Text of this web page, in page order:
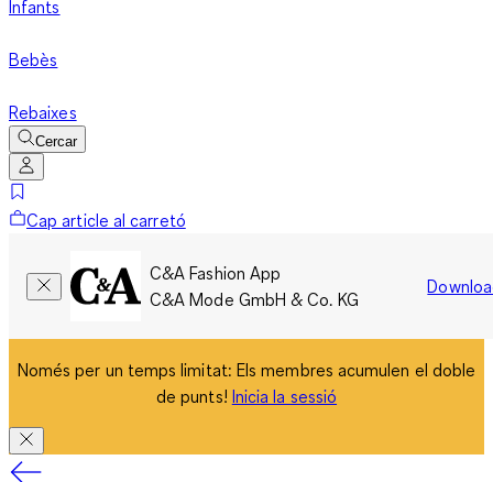
Infants
Bebès
Rebaixes
Cercar
Cap article al carretó
C&A Fashion App
C&A Mode GmbH & Co. KG
Només per un temps limitat: Els membres acumulen el doble
de punts! Inicia la sessió